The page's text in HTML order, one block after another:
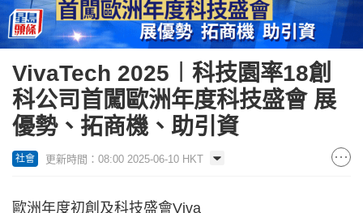
VivaTech 2025︱科技園率18創
科公司首闖歐洲年度科技盛會 展
優勢、拓商機、助引資
社會 更新時間：08:00 2025-06-10 HKT
歐洲年度初創及科技盛會Viva